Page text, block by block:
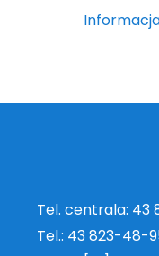
Tel. centrala: 43
Tel.: 43 823-48-